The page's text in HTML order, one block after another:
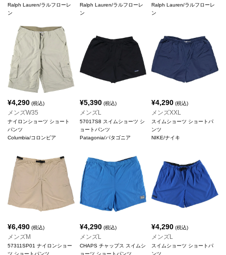
Ralph Lauren/ラルフローレ
ン
Ralph Lauren/ラルフローレ
ン
Ralph Lauren/ラルフローレ
ン
¥4,290 (税込)
メンズW35
ナイロンショーツ ショート
パンツ
Columbia/コロンビア
¥5,390(税込)
メンズL
57017S8 スイムショーツ シ
ョートパンツ
Patagonia/パタゴニア
¥4,290 (税込)
メンズXXL
スイムショーツ ショートパ
ンツ
NIKE/ナイキ
¥6,490 (税込)
メンズM
57311SP01 ナイロンショー
ツ ショートパンツ
¥4,290(税込)
メンズL
CHAPS チャップス スイムシ
ョーツ ショートパンツ
¥4,290 (税込)
メンズL
スイムショーツ ショートパ
ンツ